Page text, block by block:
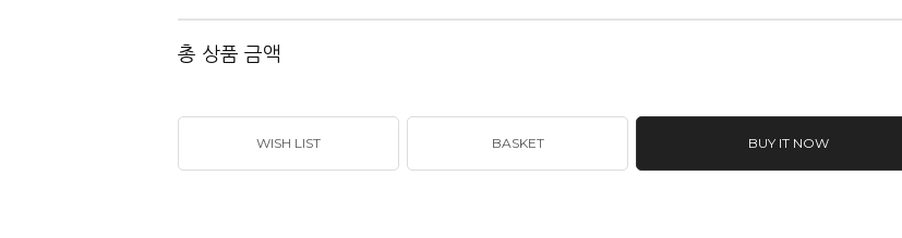
총 상품 금액
WISH LIST BASKET BUY IT NOW